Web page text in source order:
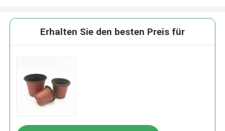
Erhalten Sie den besten Preis für